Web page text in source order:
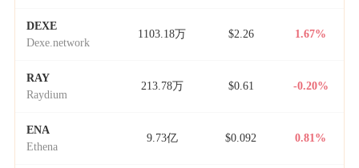
DEXE
Dexe.network
1103.18万 $2.26 1.67%
RAY
Raydium
213.78万 $0.61 -0.20%
ENA
Ethena
9.73亿 $0.092 0.81%